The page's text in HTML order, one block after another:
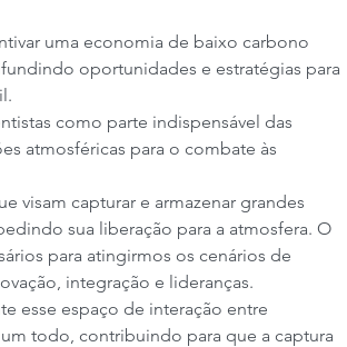
uma economia de baixo carbono
oportunidades e estratégias para
como parte indispensável das
atmosféricas para o combate às
visam capturar e armazenar grandes
sua liberação para a atmosfera. O
para atingirmos os cenários de
integração e lideranças.
esse espaço de interação entre
todo, contribuindo para que a captura